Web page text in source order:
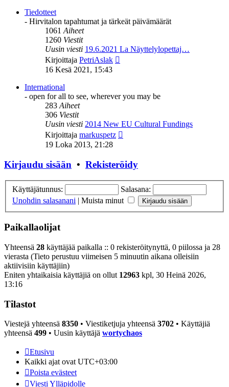
Tiedotteet
- Hirvitalon tapahtumat ja tärkeät päivämäärät
1061Aiheet
1260 Viestit
Uusin viesti 19.6.2021 La Näyttelylopettaj…
Kirjoittaja PetriAslak
16 Kesä 2021, 15:43
International
- open for all to see, wherever you may be
283Aiheet
306 Viestit
Uusin viesti 2014 New EU Cultural Fundings
Kirjoittaja markuspetz
19 Loka 2013, 21:28
Kirjaudu sisään • Rekisteröidy
Käyttäjätunnus:
Salasana:
Unohdin salasanani | Muista minut
Paikallaolijat
Yhteensä 28 käyttäjää paikalla :: 0 rekisteröitynyttä, 0 piilossa ja 28
vierasta (Tieto perustuu viimeisen 5 minuutin aikana olleisiin
aktiivisiin käyttäjiin)
Eniten yhtaikaisia käyttäjiä on ollut 12963 kpl, 30 Heinä 2026,
13:16
Tilastot
Viestejä yhteensä 8350 • Viestiketjuja yhteensä 3702 • Käyttäjiä
yhteensä 499 • Uusin käyttäjä wortychaos
Etusivu
Kaikki ajat ovat UTC+03:00
Poista evästeet
Viesti Ylläpidolle